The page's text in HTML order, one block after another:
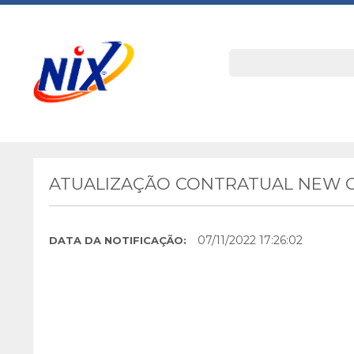
ATUALIZAÇÃO CONTRATUAL NEW
DATA DA NOTIFICAÇÃO: 07/11/2022 17:26:02